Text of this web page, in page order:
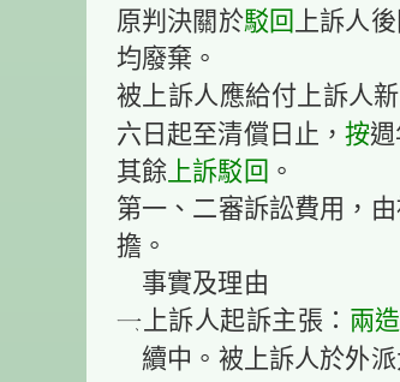
原判決關於駁回 上訴人
均廢棄。
被上訴人應給付上訴人
六日起至清償日止，按
其餘 上訴駁回 。
第一、二審訴訟費用，
擔。
事實及理由
上訴人起訴主張： 兩造
續中。被上訴人於外